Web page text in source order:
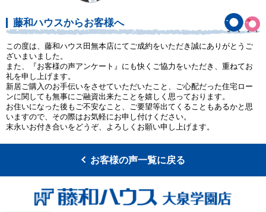
藤和ハウスからお客様へ
この度は、藤和ハウス田無本店にてご成約をいただき誠にありがとうご
ざいまいました。
また、『お客様の声アンケート』にも快くご協力をいただき、重ねてお
礼を申し上げます。
新居ご購入のお手伝いをさせていただいたこと、ご心配だった住宅ロー
ンに関しても無事にご融資出来たことを嬉しく思っております。
お住いになった後もご不安なこと、ご要望等出てくることもあるかと思
いますので、その際はお気軽にお申し付けください。
末永いお付き合いをどうぞ、よろしくお願い申し上げます。
お客様の声一覧に戻る